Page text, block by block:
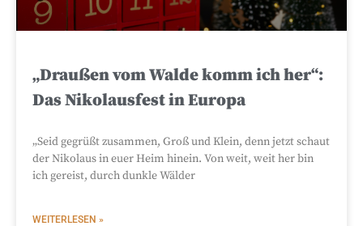
„Draußen vom Walde komm ich her“:
Das Nikolausfest in Europa
„Seid gegrüßt zusammen, Groß und Klein, denn jetzt schaut
der Nikolaus in euer Heim hinein. Von weit, weit her bin
ich gereist, durch dunkle Wälder
WEITERLESEN »